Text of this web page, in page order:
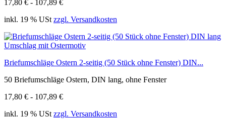
17,80 € - 107,89 €
inkl. 19 % USt zzgl. Versandkosten
Briefumschläge Ostern 2-seitig (50 Stück ohne Fenster) DIN...
50 Briefumschläge Ostern, DIN lang, ohne Fenster
17,80 € - 107,89 €
inkl. 19 % USt zzgl. Versandkosten